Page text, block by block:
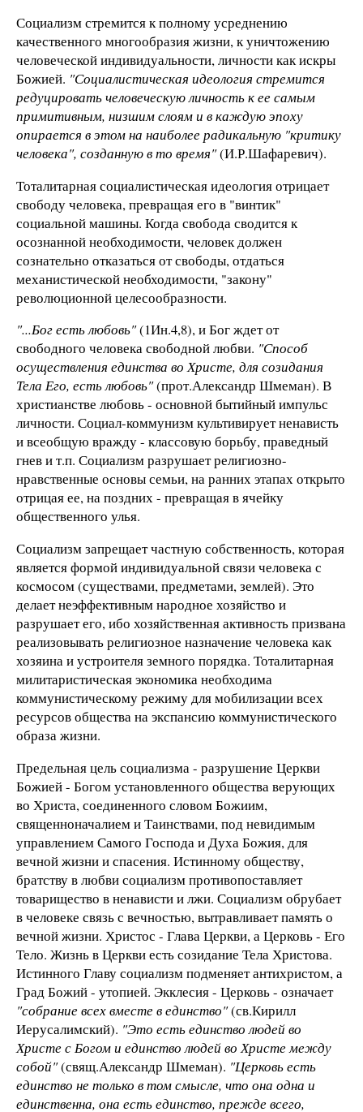
Социализм стремится к полному усреднению
качественного многообразия жизни, к уничтожению
человеческой индивидуальности, личности как искры
Божией. "Социалистическая идеология стремится
редуцировать человеческую личность к ее самым
примитивным, низшим слоям и в каждую эпоху
опирается в этом на наиболее радикальную "критику
человека", созданную в то время"(И.Р.Шафаревич).
Тоталитарная социалистическая идеология отрицает
свободу человека, превращая его в "винтик"
социальной машины. Когда свобода сводится к
осознанной необходимости, человек должен
сознательно отказаться от свободы, отдаться
механистической необходимости, "закону"
революционной целесообразности.
"...Бог есть любовь"(1Ин.4,8), и Бог ждет от
свободного человека свободной любви. "Способ
осуществления единства во Христе, для созидания
Тела Его, есть любовь"(прот.Александр Шмеман). В
христианстве любовь - основной бытийный импульс
личности. Социал-коммунизм культивирует ненависть
и всеобщую вражду - классовую борьбу, праведный
гнев и т.п. Социализм разрушает религиозно-
нравственные основы семьи, на ранних этапах открыто
отрицая ее, на поздних - превращая в ячейку
общественного улья.
Социализм запрещает частную собственность, которая
является формой индивидуальной связи человека с
космосом (существами, предметами, землей). Это
делает неэффективным народное хозяйство и
разрушает его, ибо хозяйственная активность призвана
реализовывать религиозное назначение человека как
хозяина и устроителя земного порядка. Тоталитарная
милитаристическая экономика необходима
коммунистическому режиму для мобилизации всех
ресурсов общества на экспансию коммунистического
образа жизни.
Предельная цель социализма - разрушение Церкви
Божией - Богом установленного общества верующих
во Христа, соединенного словом Божиим,
священноначалием и Таинствами, под невидимым
управлением Самого Господа и Духа Божия, для
вечной жизни и спасения. Истинному обществу,
братству в любви социализм противопоставляет
товарищество в ненависти и лжи. Социализм обрубает
в человеке связь с вечностью, вытравливает память о
вечной жизни. Христос - Глава Церкви, а Церковь - Его
Тело. Жизнь в Церкви есть созидание Тела Христова.
Истинного Главу социализм подменяет антихристом, а
Град Божий - утопией. Экклесия - Церковь - означает
"собрание всех вместе в единство"(св.Кирилл
Иерусалимский). "Это есть единство людей во
Христе с Богом и единство людей во Христе между
собой"(свящ.Александр Шмеман). "Церковь есть
единство не только в том смысле, что она одна и
единственна, она есть единство, прежде всего,